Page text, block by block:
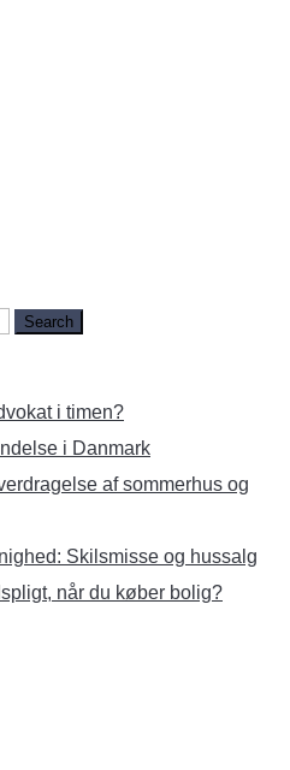
i timen?
i Danmark
af sommerhus og
Skilsmisse og hussalg
når du køber bolig?